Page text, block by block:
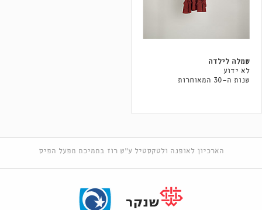
שמלה לילדה
לא ידוע
שנות ה-30 המאוחרות
הארכיון לאופנה ולטקסטיל ע"ש רוז בתמיכת מפעל הפיס